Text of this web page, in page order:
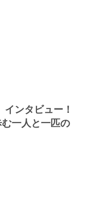
ンタビュー！
一人と一匹の